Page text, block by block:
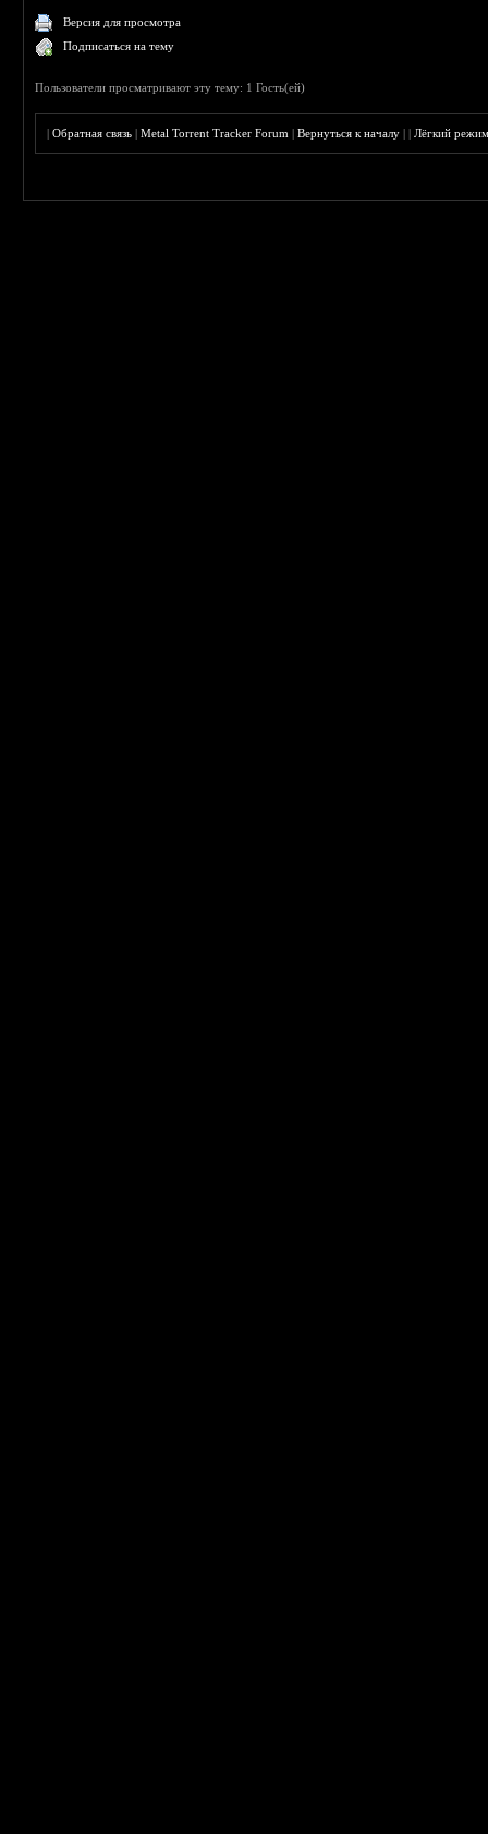
Версия для просмотра
Подписаться на тему
Пользователи просматривают эту тему: 1 Гость(ей)
|Обратная связь |Metal Torrent Tracker Forum |Вернуться к началу ||Лёгкий